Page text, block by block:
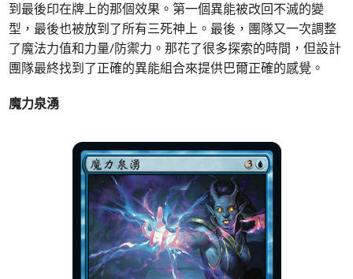
到最後印在牌上的那個效果。第一個異能被改回不滅的變
型，最後也被放到了所有三死神上。最後，團隊又一次調整
了魔法力值和力量/防禦力。那花了很多探索的時間，但設計
團隊最終找到了正確的異能組合來提供巴爾正確的感覺。
魔力泉湧